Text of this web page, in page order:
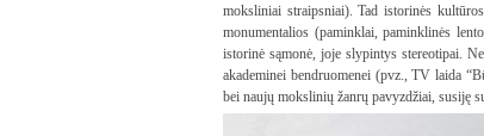
moksliniai straipsniai). Tad istorinės
monumentalios (paminklai, paminklinės
istorinė sąmonė, joje slypintys stereotipai.
akademinei bendruomenei (pvz., TV laida
bei naujų mokslinių žanrų pavyzdžiai, susiję